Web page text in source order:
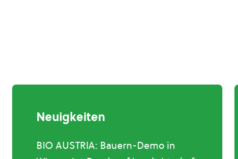
Neuigkeiten
BIO AUSTRIA: Bauern-Demo in